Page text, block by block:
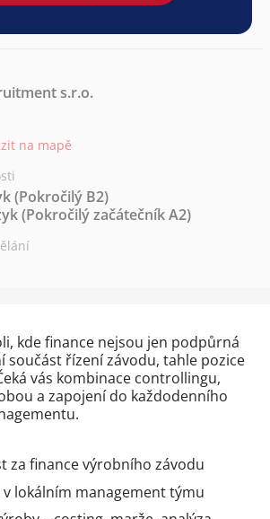
s.r.o.
na mapě
(Pokročilý B2)
(Pokročilý začátečník A2)
kde finance nejsou jen podpůrná
součást řízení závodu, tahle pozice
vás kombinace controllingu,
a zapojení do každodenního
za finance výrobního závodu
lokálním management týmu